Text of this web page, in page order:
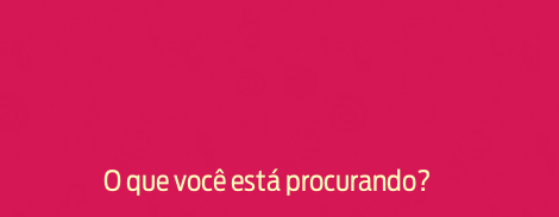
O que você está procurando?